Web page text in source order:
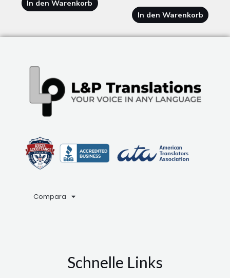
In den Warenkorb
In den Warenkorb
Compara
Schnelle Links